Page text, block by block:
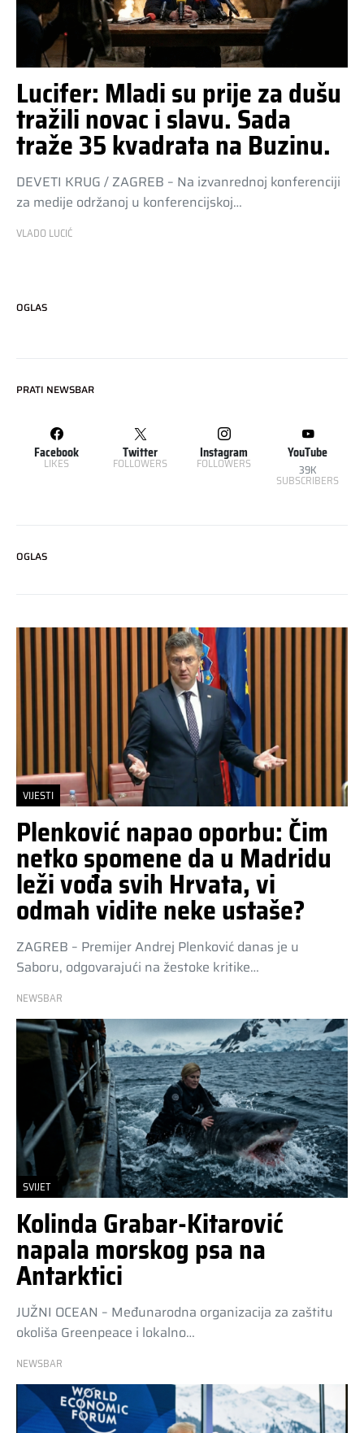
Lucifer: Mladi su prije za dušu
tražili novac i slavu. Sada
traže 35 kvadrata na Buzinu.
DEVETI KRUG / ZAGREB – Na izvanrednoj konferenciji
za medije održanoj u konferencijskoj…
VLADO LUCIĆ
OGLAS
PRATI NEWSBAR
Facebook
LIKES
Twitter
FOLLOWERS
Instagram
FOLLOWERS
YouTube
39K
SUBSCRIBERS
OGLAS
VIJESTI
Plenković napao oporbu: Čim
netko spomene da u Madridu
leži vođa svih Hrvata, vi
odmah vidite neke ustaše?
ZAGREB – Premijer Andrej Plenković danas je u
Saboru, odgovarajući na žestoke kritike…
NEWSBAR
SVIJET
Kolinda Grabar-Kitarović
napala morskog psa na
Antarktici
JUŽNI OCEAN – Međunarodna organizacija za zaštitu
okoliša Greenpeace i lokalno…
NEWSBAR